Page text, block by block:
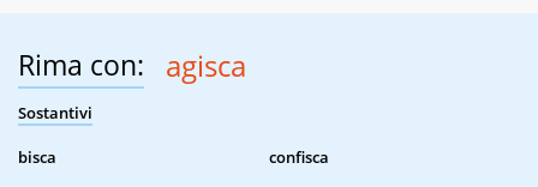
Rima con: agisca
Sostantivi
bisca
confisca